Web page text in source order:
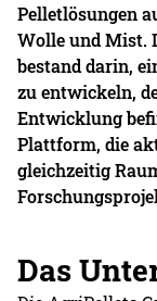
Pelletlösungen
Wolle und Mist.
bestand darin,
zu entwickeln,
Entwicklung
Plattform, die
gleichzeitig
Das